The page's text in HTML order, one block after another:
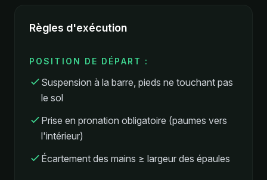
Règles d'exécution
POSITION DE DÉPART :
Suspension à la barre, pieds ne touchant pas
le sol
Prise en pronation obligatoire (paumes vers
l'intérieur)
Écartement des mains ≥ largeur des épaules